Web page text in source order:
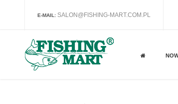
E-MAIL: SALON@FISHING-MART.COM.PL